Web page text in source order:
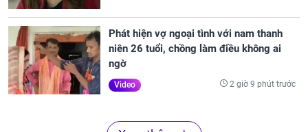
Phát hiện vợ ngoại tình với nam thanh
niên 26 tuổi, chồng làm điều không ai
ngờ
Video 2 giờ 9 phút trước